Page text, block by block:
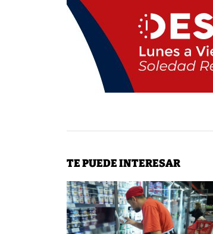
TE PUEDE INTERESAR